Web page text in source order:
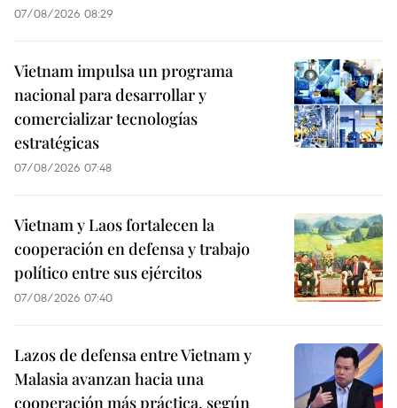
07/08/2026 08:29
Vietnam impulsa un programa
nacional para desarrollar y
comercializar tecnologías
estratégicas
07/08/2026 07:48
Vietnam y Laos fortalecen la
cooperación en defensa y trabajo
político entre sus ejércitos
07/08/2026 07:40
Lazos de defensa entre Vietnam y
Malasia avanzan hacia una
cooperación más práctica, según